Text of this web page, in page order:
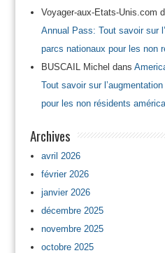
Voyager-aux-Etats-Unis.com
Annual Pass: Tout savoir sur
parcs nationaux pour les non
BUSCAIL Michel dans
Tout savoir sur
pour les non résidents
Archives
avril 2026
février 2026
janvier 2026
décembre 2025
novembre 2025
octobre 2025